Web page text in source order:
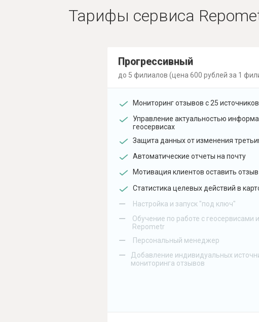
Тарифы сервиса
Прогрессивный
до 5 филиалов (цена 600 рублей за 1
Мониторинг отзывов с 25 источников
Управление актуальностью
геосервисах
Защита данных от изменения
Автоматические отчеты на почту
Мотивация клиентов оставить отзыв
Статистика целевых действий в
– Настройка и запуск "под ключ"
–
Обучение по работе с геосервисами
Repometr
– Персональный менеджер
–
Добавление индивидуальных
мониторинга отзывов